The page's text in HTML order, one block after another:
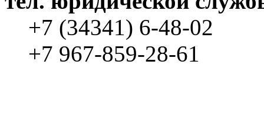
+7 (34341) 6-48-02
+7 967-859-28-61